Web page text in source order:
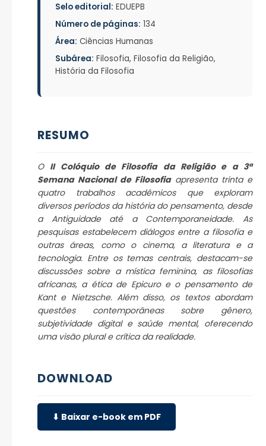
Selo editorial: EDUEPB
Número de páginas: 134
Área: Ciências Humanas
Subárea: Filosofia, Filosofia da Religião,
História da Filosofia
RESUMO
O II Colóquio de Filosofia da Religião e a 3ª
Semana Nacional de Filosofiaapresenta trinta e
quatro trabalhos acadêmicos que exploram
diversos períodos da história do pensamento, desde
a Antiguidade até a Contemporaneidade. As
pesquisas estabelecem diálogos entre a filosofia e
outras áreas, como o cinema, a literatura e a
tecnologia. Entre os temas centrais, destacam-se
discussões sobre a mística feminina, as filosofias
africanas, a ética de Epicuro e o pensamento de
Kant e Nietzsche. Além disso, os textos abordam
questões contemporâneas sobre gênero,
subjetividade digital e saúde mental, oferecendo
uma visão plural e crítica da realidade.
DOWNLOAD
⬇ Baixar e-book em PDF